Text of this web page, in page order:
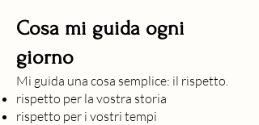
Cosa mi guida ogni
giorno
Mi guida una cosa semplice: il rispetto.
rispetto per la vostra storia
rispetto per i vostri tempi